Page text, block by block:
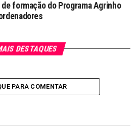
formação do Programa Agrinho
DESTAQUES
PARA COMENTAR